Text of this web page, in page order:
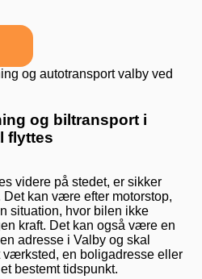
og biltransport i
flyttes
videre på stedet, er sikker
kan være efter motorstop,
situation, hvor bilen ikke
kraft. Det kan også være en
adresse i Valby og skal
værksted, en boligadresse eller
bestemt tidspunkt.